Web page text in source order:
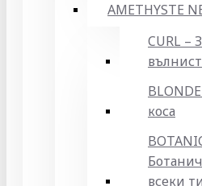
AMETHYSTE
CURL –
коса
всеки